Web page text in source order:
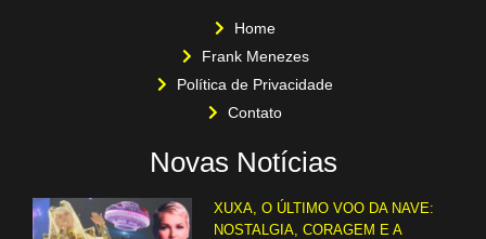
Home
Frank Menezes
Política de Privacidade
Contato
Novas Notícias
XUXA, O ÚLTIMO VOO DA NAVE:
NOSTALGIA, CORAGEM E A